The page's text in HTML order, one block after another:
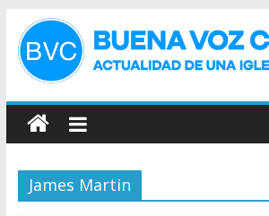
James Martin